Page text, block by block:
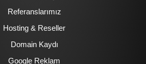
Referanslarımız
Hosting & Reseller
Domain Kaydı
Google Reklam